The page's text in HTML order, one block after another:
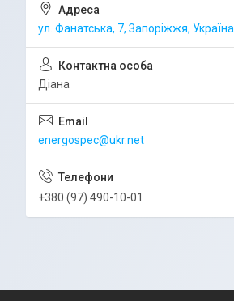
ул. Фанатська, 7, Запоріжжя, Україна
Діана
energospec@ukr.net
+380 (97) 490-10-01